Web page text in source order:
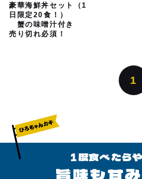
お問い
豪華海鮮丼セット（1
日限定20食！）
蟹の味噌汁付き
売り切れ必須！
1
1度食べたら
旨味も甘